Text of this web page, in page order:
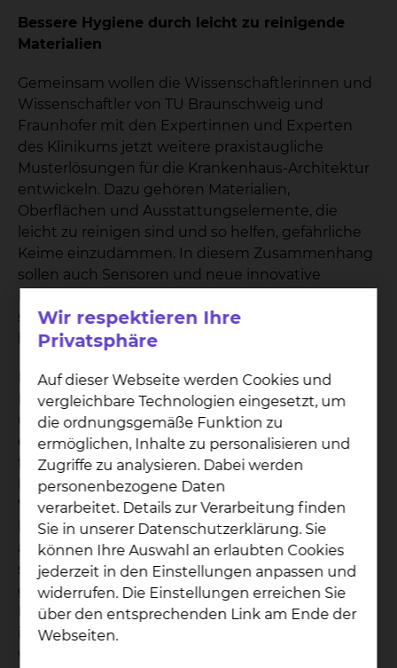
Bessere Hygiene durch leicht zu reinigende
Materialien
Gemeinsam wollen die Wissenschaftlerinnen und
Wissenschaftler von TU Braunschweig und
Fraunhofer mit den Expertinnen und Experten
des Klinikums jetzt weitere praxistaugliche
Musterlösungen für die Krankenhaus-Architektur
entwickeln. Dazu gehören Materialien,
Oberflächen und Ausstattungselemente, die
leicht zu reinigen sind und so helfen, gefährliche
Keime einzudämmen. In diesem Zusammenhang
sollen auch Sensoren und neue innovative
schnell identifizieren und automatisiert
beseitigen, getestet werden.
Im Forschungs- und Studienlabor wollen die
Forschenden prüfen, inwieweit neue Produkte
und funktionelle Materialien für einen Einsatz in
einem Krankenzimmer geeignet sind und diese
für unterschiedliche Nutzergruppen – zum
Beispiel aus Behandlung, Pflege, Reinigung sowie
Ver- und Entsorgung – erfahrbar machen. Welche
Desinfektionsspender sich eignen und wo diese
am besten im Zimmer platziert werden sollten,
sind beispielhaft Fragen, die es zu beantworten
gilt. Ein weiterer zentraler Aspekt betrifft die
Beleuchtung im Zimmer: Wo muss das Licht
installiert, wie kann es gesteuert und bedient
werden? Auch dazu wird es Lösungsangebote
Wir respektieren Ihre
Privatsphäre
Auf dieser Webseite werden Cookies und
vergleichbare Technologien eingesetzt, um
die ordnungsgemäße Funktion zu
ermöglichen, Inhalte zu personalisieren und
Zugriffe zu analysieren. Dabei werden
personenbezogene Daten
verarbeitet. Details zur Verarbeitung finden
Sie in unserer Datenschutzerklärung. Sie
können Ihre Auswahl an erlaubten Cookies
jederzeit in den Einstellungen anpassen und
widerrufen. Die Einstellungen erreichen Sie
über den entsprechenden Link am Ende der
Webseiten.